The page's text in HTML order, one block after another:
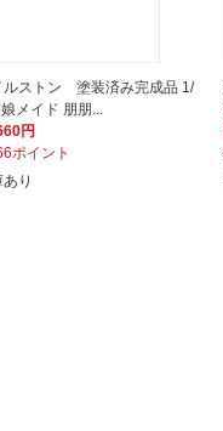
ルストン 塗装済み完成品 1/
メイド 朋朋...
円
ポイント
り